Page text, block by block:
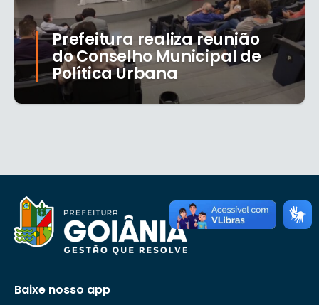
Prefeitura realiza reunião
do Conselho Municipal de
Política Urbana
Baixe nosso app